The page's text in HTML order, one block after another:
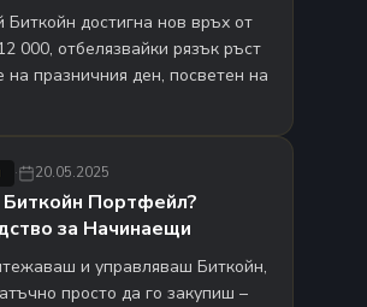
достигна нов връх от
000, отбелязвайки рязък ръст
на празничния ден, посветен на
· 20.05.2025
Портфейл?
за Начинаещи
и управляваш Биткойн,
просто да го закупиш –